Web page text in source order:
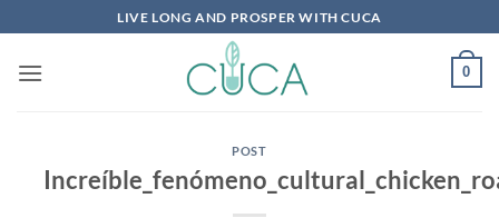
to
content
LIVE LONG AND PROSPER WITH CUCA
0
POST